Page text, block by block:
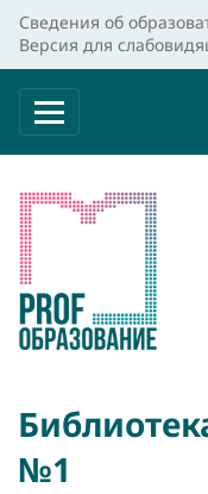
Сведения об
Версия для
№1